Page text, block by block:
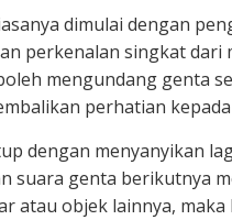
dimulai dengan
perkenalan singkat dari
mengundang genta
perhatian
dengan menyanyikan
suara genta berikutnya
atau objek lainnya,